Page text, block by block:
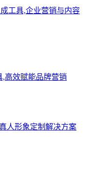
工具,企业营销与内容
高效赋能品牌营销
人形象定制解决方案